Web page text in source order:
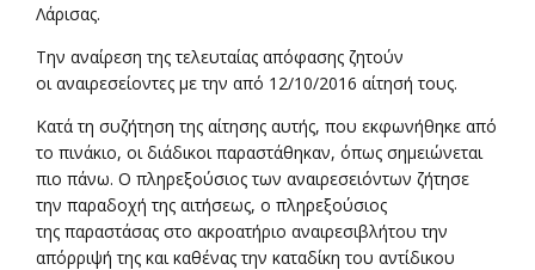
Λάρισας.
Την αναίρεση της τελευταίας απόφασης ζητούν
οι αναιρεσείοντες με την από 12/10/2016 αίτησή τους.
Κατά τη συζήτηση της αίτησης αυτής, που εκφωνήθηκε από
το πινάκιο, οι διάδικοι παραστάθηκαν, όπως σημειώνεται
πιο πάνω. Ο πληρεξούσιος των αναιρεσειόντων ζήτησε
την παραδοχή της αιτήσεως, ο πληρεξούσιος
της παραστάσας στο ακροατήριο αναιρεσιβλήτου την
απόρριψή της και καθένας την καταδίκη του αντίδικου